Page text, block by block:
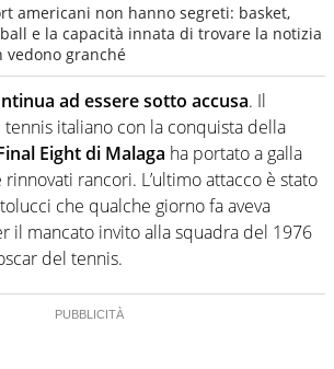
americani non hanno segreti: basket,
e la capacità innata di trovare la notizia
vedono granché
ad essere sotto accusa. Il
tennis italiano con la conquista della
Eight di Malaga ha portato a galla
rancori. L’ultimo attacco è stato
che qualche giorno fa aveva
il mancato invito alla squadra del 1976
del tennis.